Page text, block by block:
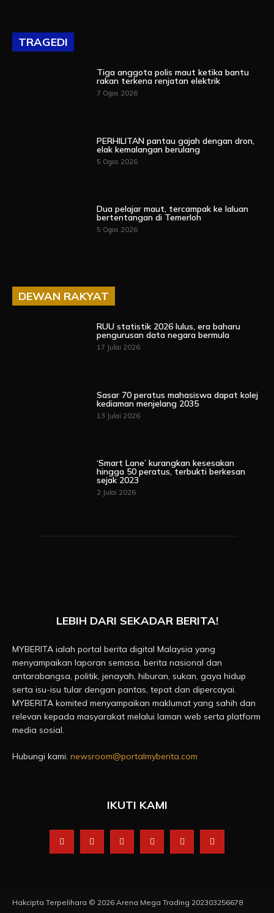
TRAGEDI
Tiga anggota polis maut ketika bantu
rakan terkena renjatan elektrik
7 Ogos 2026
PERHILITAN pantau gajah dengan dron,
elak kemalangan berulang
5 Ogos 2026
Dua pelajar maut, tercampak ke laluan
bertentangan di Temerloh
5 Ogos 2026
DEWAN RAKYAT
RUU statistik 2026 lulus, era baharu
pengurusan data negara bermula
17 Julai 2026
Sasar 70 peratus mahasiswa dapat kolej
kediaman menjelang 2035
13 Julai 2026
‘Smart Lane’ kurangkan kesesakan
hingga 50 peratus, terbukti berkesan
sejak 2023
2 Julai 2026
LEBIH DARI SEKADAR BERITA!
MYBERITA ialah portal berita digital Malaysia yang
menyampaikan laporan semasa, berita nasional dan
antarabangsa, politik, jenayah, hiburan, sukan, gaya hidup
serta isu-isu tular dengan pantas, tepat dan dipercayai.
MYBERITA komited menyampaikan maklumat yang sahih dan
relevan kepada masyarakat melalui laman web serta platform
media sosial.
Hubungi kami: newsroom@portalmyberita.com
IKUTI KAMI
Hakcipta Terpelihara © 2026 Arena Mega Trading 202303256678